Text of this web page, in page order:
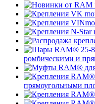
ромбическими и
прямоугольными